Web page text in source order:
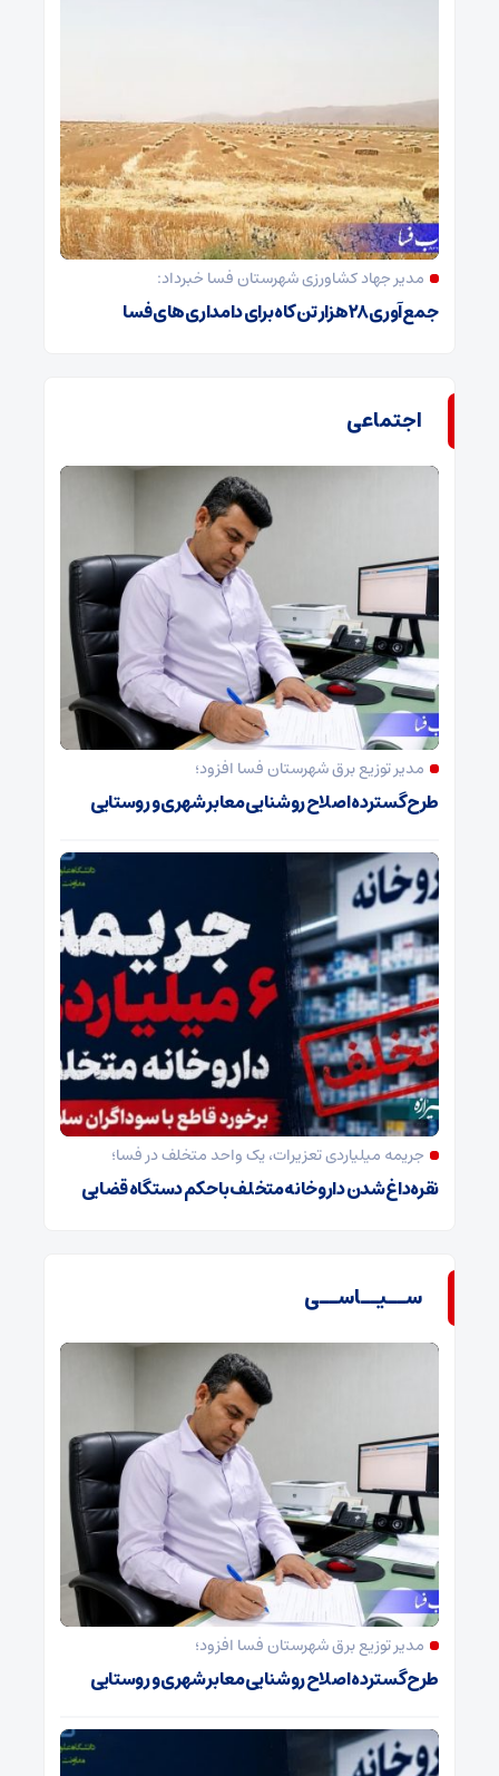
مدیر جهاد کشاورزی شهرستان فسا خبرداد:
جمع‌آوری ۲۸ هزار تن کاه برای دامداری‌های فسا
اجتماعی
مدیر توزیع برق شهرستان فسا افزود؛
طرح گسترده اصلاح روشنایی معابر شهری و روستایی
جریمه میلیاردی تعزیرات، یک واحد متخلف در فسا؛
نقره‌داغ شدن داروخانه متخلف با حکم دستگاه قضایی
ســیــاســی
مدیر توزیع برق شهرستان فسا افزود؛
طرح گسترده اصلاح روشنایی معابر شهری و روستایی